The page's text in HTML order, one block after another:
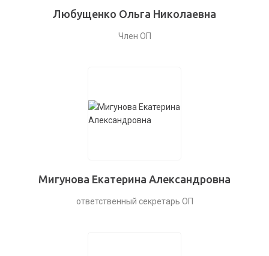
Любущенко Ольга Николаевна
Член ОП
Мигунова Екатерина Александровна
ответственный секретарь ОП